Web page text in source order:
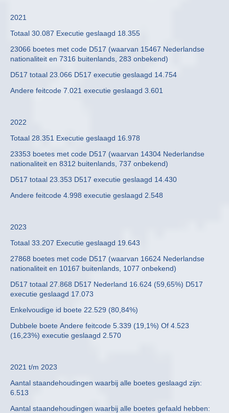
2021
Totaal 30.087 Executie geslaagd 18.355
23066 boetes met code D517 (waarvan 15467 Nederlandse
nationaliteit en 7316 buitenlands, 283 onbekend)
D517 totaal 23.066 D517 executie geslaagd 14.754
Andere feitcode 7.021 executie geslaagd 3.601
2022
Totaal 28.351 Executie geslaagd 16.978
23353 boetes met code D517 (waarvan 14304 Nederlandse
nationaliteit en 8312 buitenlands, 737 onbekend)
D517 totaal 23.353 D517 executie geslaagd 14.430
Andere feitcode 4.998 executie geslaagd 2.548
2023
Totaal 33.207 Executie geslaagd 19.643
27868 boetes met code D517 (waarvan 16624 Nederlandse
nationaliteit en 10167 buitenlands, 1077 onbekend)
D517 totaal 27.868 D517 Nederland 16.624 (59,65%) D517
executie geslaagd 17.073
Enkelvoudige id boete 22.529 (80,84%)
Dubbele boete Andere feitcode 5.339 (19,1%) Of 4.523
(16,23%) executie geslaagd 2.570
2021 t/m 2023
Aantal staandehoudingen waarbij alle boetes geslaagd zijn:
6.513
Aantal staandehoudingen waarbij alle boetes gefaald hebben: